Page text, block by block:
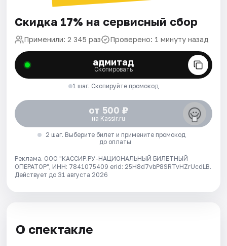
Скидка 17% на сервисный сбор
Применили: 2 345 раз Проверено: 1 минуту назад
адмитад
Скопировать
1 шаг. Скопируйте промокод
от 500 ₽
на Kassir.ru
2 шаг. Выберите билет и примените промокод
до оплаты
Реклама. ООО "КАССИР.РУ-НАЦИОНАЛЬНЫЙ БИЛЕТНЫЙ
ОПЕРАТОР", ИНН: 7841075409 erid: 25H8d7vbP8SRTvHZrUcdLB.
Действует до 31 августа 2026
О спектакле